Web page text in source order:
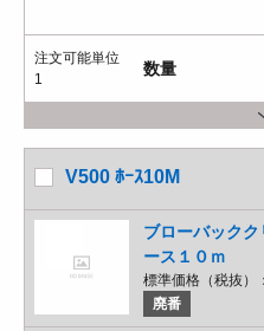
注文可能単位
1
数量
V500 ﾎｰｽ10M
ブローバック
ース１０ｍ
標準価格（税抜）：
廃番